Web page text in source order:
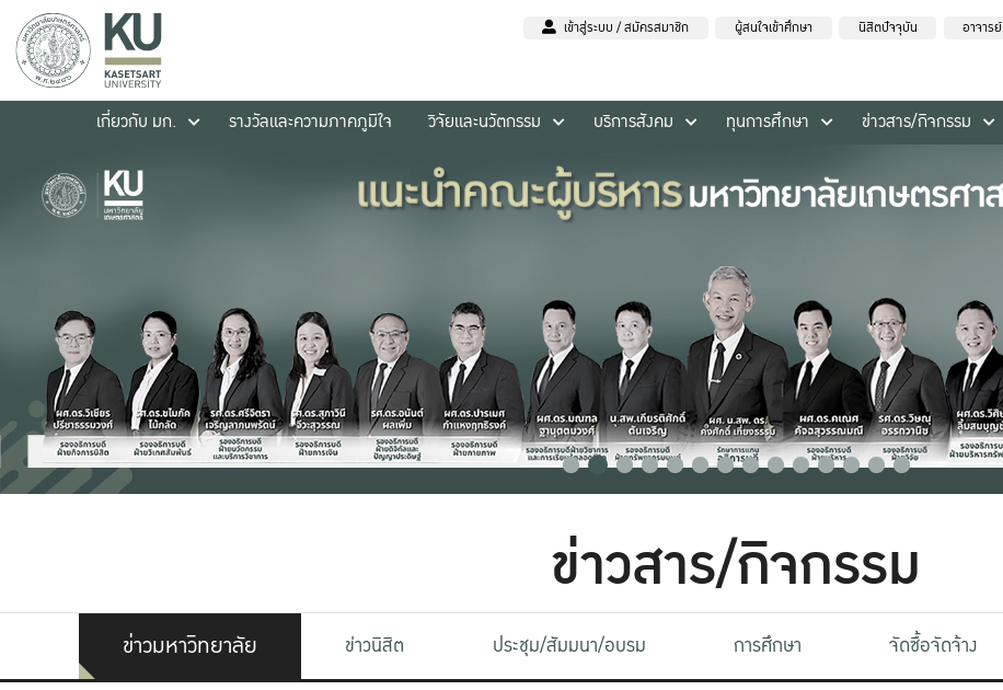
เข้าสู่ระบบ / สมัครสมาชิก ผู้สนใจเข้าศึกษา นิสิตปัจจุบัน อาจารย์
เกี่ยวกับ มก.
รางวัลและความภาคภูมิใจ วิจัยและนวัตกรรม บริการสังคม ทุนการศึกษา ข่าวสาร/กิจกรรม
ข่าวสาร/กิจกรรม
ข่าวมหาวิทยาลัย ข่าวนิสิต ประชุม/สัมมนา/อบรม การศึกษา จัดซื้อจัดจ้าง